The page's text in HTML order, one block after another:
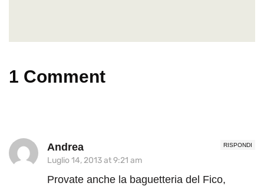
1 Comment
RISPONDI
Andrea
Luglio 14, 2013 at 9:21 am
Provate anche la baguetteria del Fico,